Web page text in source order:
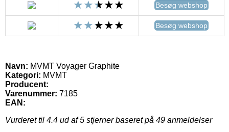
Besøg webshop
Besøg webshop
Navn: MVMT Voyager Graphite
Kategori: MVMT
Producent:
Varenummer: 7185
EAN:
Vurderet til 4.4 ud af 5 stjerner baseret på 49 anmeldelser